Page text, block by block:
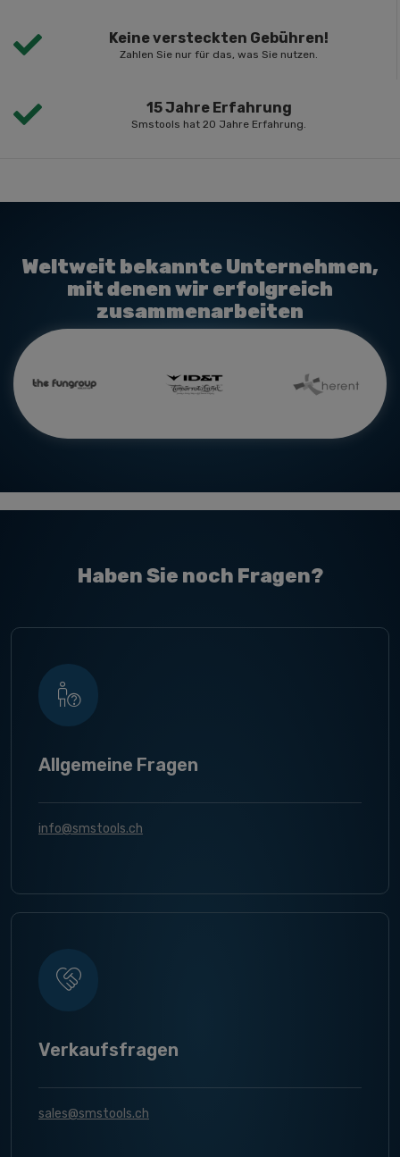
Keine versteckten Gebühren!
Zahlen Sie nur für das, was Sie nutzen.
15 Jahre Erfahrung
Smstools hat 20 Jahre Erfahrung.
Weltweit bekannte Unternehmen,
mit denen wir erfolgreich
zusammenarbeiten
Haben Sie noch Fragen?
Allgemeine Fragen
info@smstools.ch
Verkaufsfragen
sales@smstools.ch